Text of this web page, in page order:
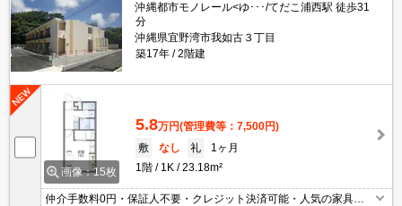
沖縄都市モノレール<ゆ･･･/てだこ浦西駅 徒歩31
分
沖縄県宜野湾市我如古３丁目
築17年
2階建
画像：15枚
5.8万円(管理費等：7,500円)
敷
なし 礼
1ヶ月
1階
1K 23.18m²
仲介手数料0円・保証人不要・クレジット決済可能・人気の家具家